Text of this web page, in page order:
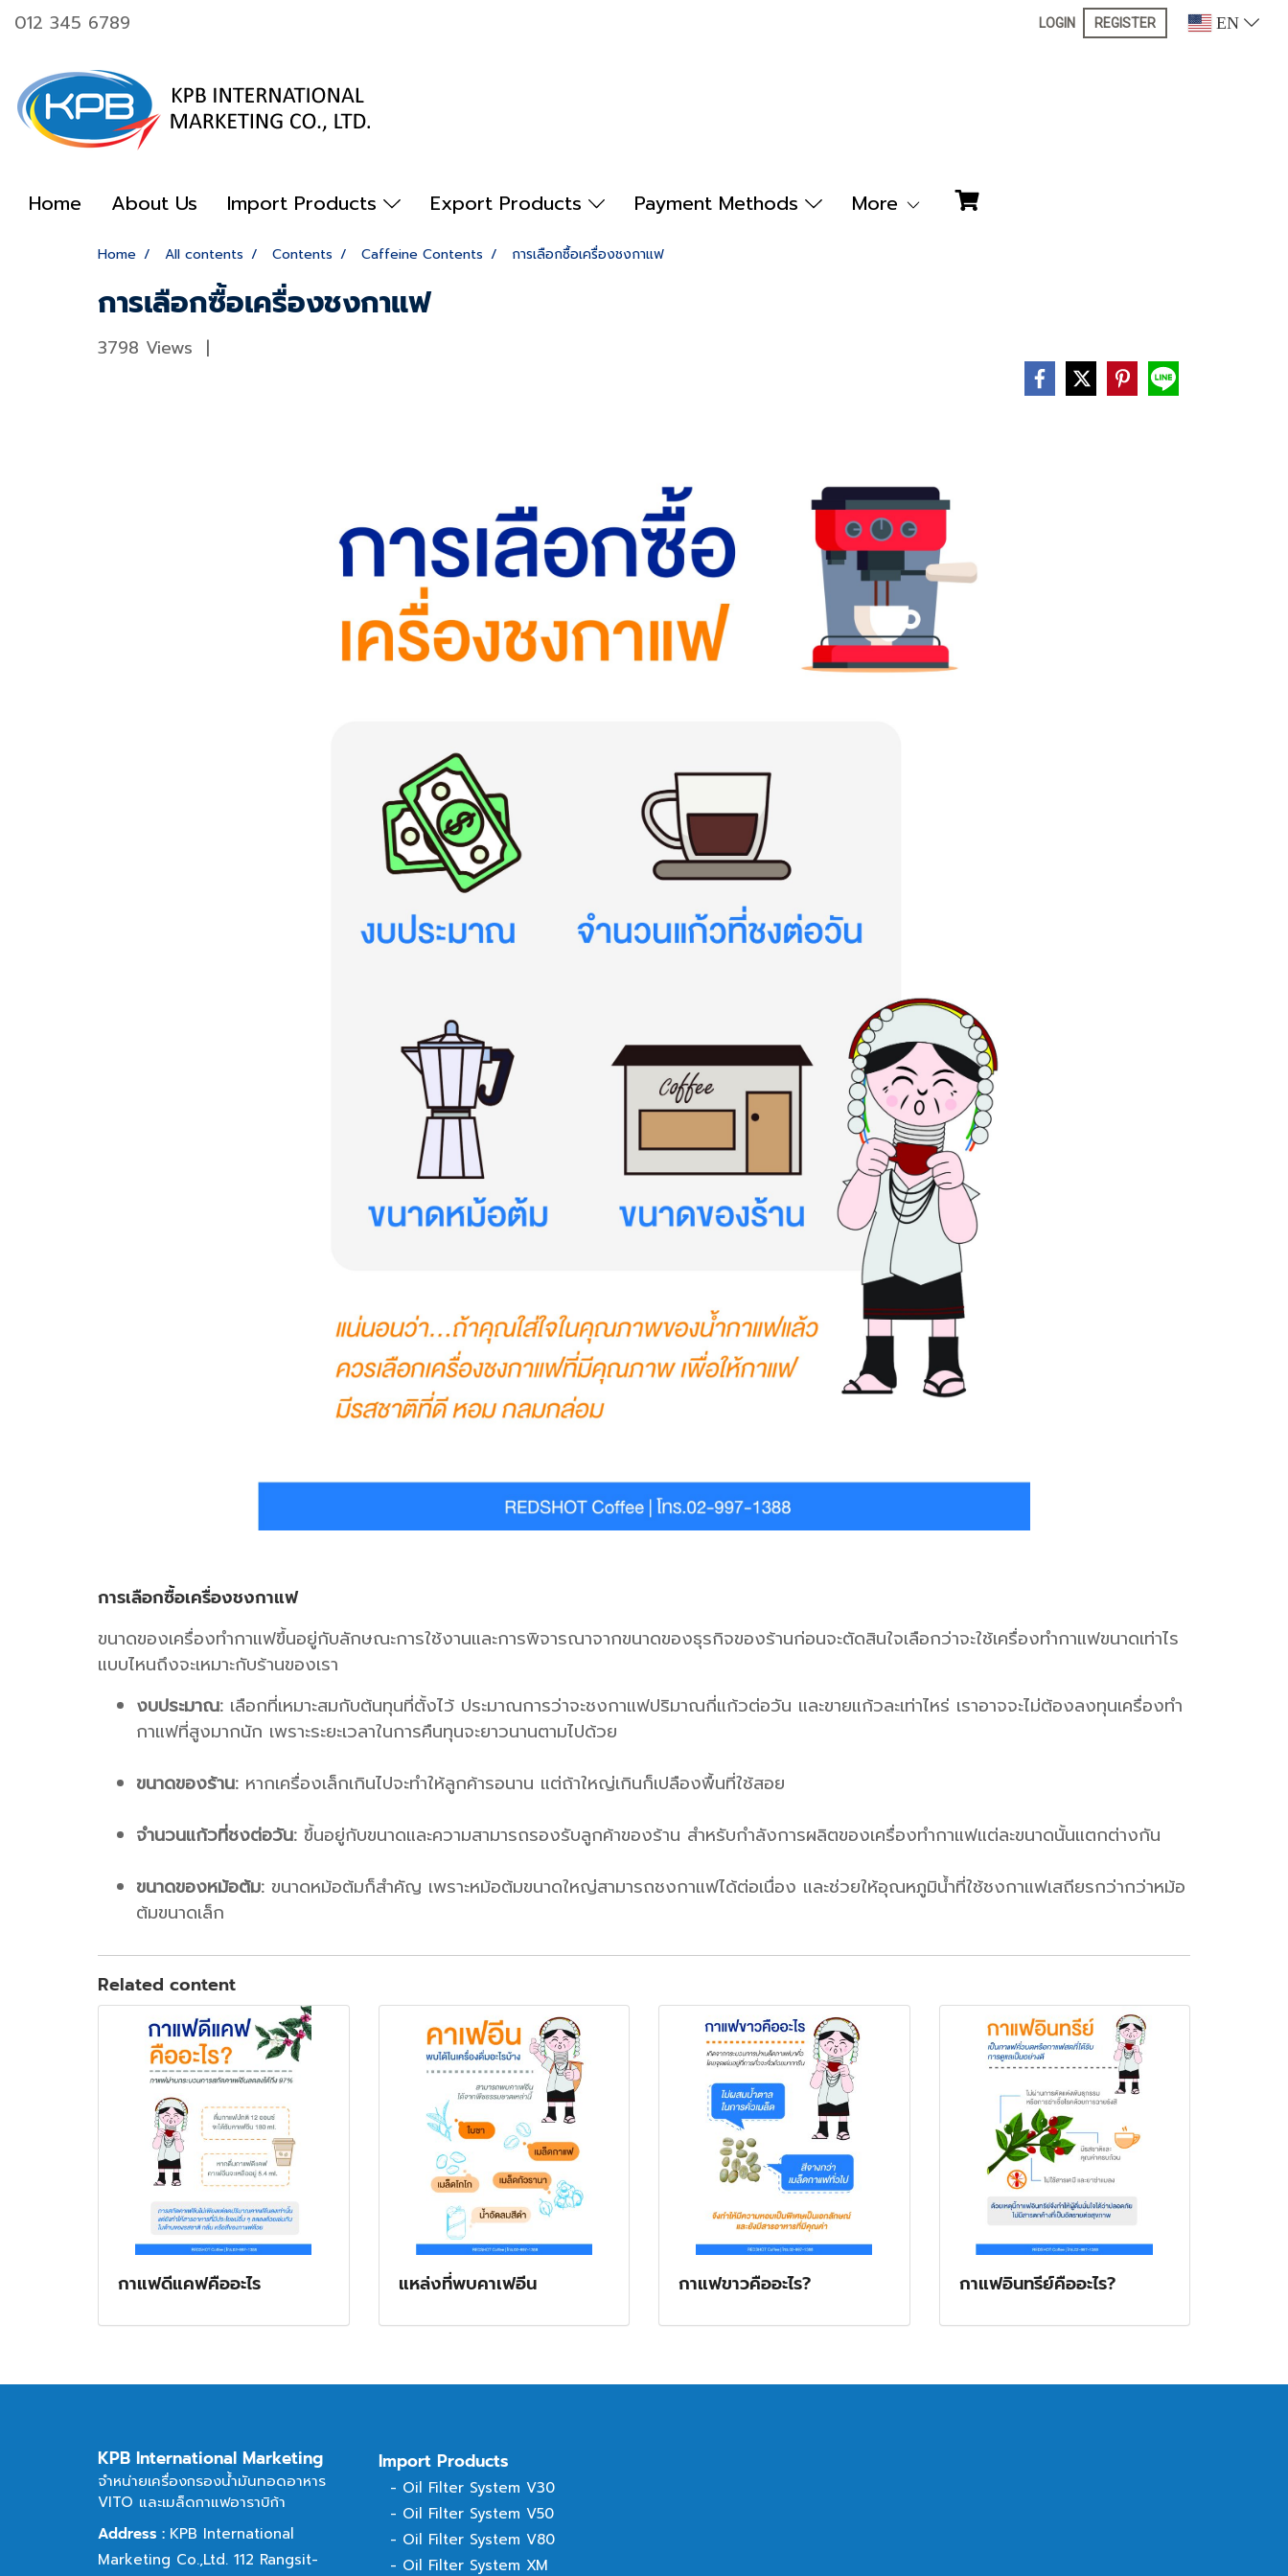
012 345 6789 LOGIN REGISTER EN
Home About Us Import Products Export Products Payment Methods More
Home All contents Contents Caffeine Contents การเลือกซื้อเครื่องชงกาแฟ
การเลือกซื้อเครื่องชงกาแฟ
3798 Views |
การเลือกซื้อเครื่องชงกาแฟ
ขนาดของเครื่องทำกาแฟขึ้นอยู่กับลักษณะการใช้งานและการพิจารณาจากขนาดของธุรกิจของร้านก่อนจะตัดสินใจเลือกว่าจะใช้เครื่องทำกาแฟขนาดเท่าไร
แบบไหนถึงจะเหมาะกับร้านของเรา
งบประมาณ: เลือกที่เหมาะสมกับต้นทุนที่ตั้งไว้ ประมาณการว่าจะชงกาแฟปริมาณกี่แก้วต่อวัน และขายแก้วละเท่าไหร่ เราอาจจะไม่ต้องลงทุนเครื่องทำ
กาแฟที่สูงมากนัก เพราะระยะเวลาในการคืนทุนจะยาวนานตามไปด้วย
ขนาดของร้าน: หากเครื่องเล็กเกินไปจะทำให้ลูกค้ารอนาน แต่ถ้าใหญ่เกินก็เปลืองพื้นที่ใช้สอย
จำนวนแก้วที่ชงต่อวัน: ขึ้นอยู่กับขนาดและความสามารถรองรับลูกค้าของร้าน สำหรับกำลังการผลิตของเครื่องทำกาแฟแต่ละขนาดนั้นแตกต่างกัน
ขนาดของหม้อต้ม: ขนาดหม้อต้มก็สำคัญ เพราะหม้อต้มขนาดใหญ่สามารถชงกาแฟได้ต่อเนื่อง และช่วยให้อุณหภูมิน้ำที่ใช้ชงกาแฟเสถียรกว่ากว่าหม้อ
ต้มขนาดเล็ก
Related content
กาแฟดีแคฟคืออะไร แหล่งที่พบคาเฟอีน กาแฟขาวคืออะไร? กาแฟอินทรีย์คืออะไร?
KPB International Marketing
จำหน่ายเครื่องกรองน้ำมันทอดอาหาร
VITO และเมล็ดกาแฟอาราบิก้า
Address : KPB International
Marketing Co.,Ltd. 112 Rangsit-
Import Products
- Oil Filter System V30
- Oil Filter System V50
- Oil Filter System V80
- Oil Filter System XM